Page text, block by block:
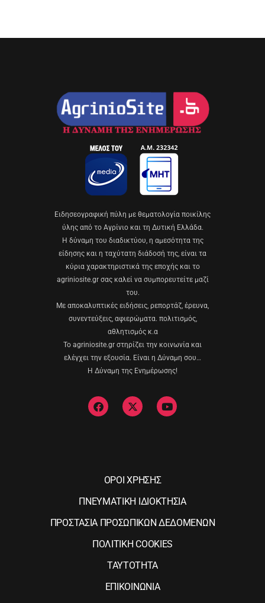
Eιδησεογραφική πύλη με θεματολογία ποικίλης
ύλης από το Αγρίνιο και τη Δυτική Ελλάδα.
Η δύναμη του διαδικτύου, η αμεσότητα της
είδησης και η ταχύτατη διάδοσή της, είναι τα
κύρια χαρακτηριστικά της εποχής και το
agriniosite.gr σας καλεί να συμπορευτείτε μαζί
του.
Με αποκαλυπτικές ειδήσεις, ρεπορτάζ, έρευνα,
συνεντεύξεις, αφιερώματα. πολιτισμός,
αθλητισμός κ.α
Το agriniosite.gr στηρίζει την κοινωνία και
ελέγχει την εξουσία. Είναι η Δύναμη σου…
Η Δύναμη της Ενημέρωσης!
ΟΡΟΙ ΧΡΗΣΗΣ
ΠΝΕΥΜΑΤΙΚΗ ΙΔΙΟΚΤΗΣΙΑ
ΠΡΟΣΤΑΣΙΑ ΠΡΟΣΩΠΙΚΩΝ ΔΕΔΟΜΕΝΩΝ
ΠΟΛΙΤΙΚΗ COOKIES
ΤΑΥΤΟΤΗΤΑ
ΕΠΙΚΟΙΝΩΝΙΑ